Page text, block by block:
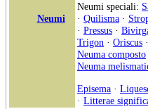
Neumi
Neumi speciali:
· Quilisma ·
· Pressus ·
Trigon · Oriscus ·
Neuma composto
Neuma
Episema ·
· Litterae